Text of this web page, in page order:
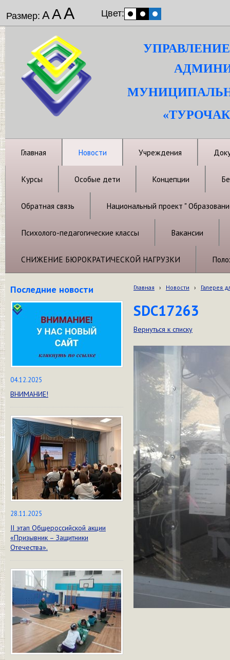
Размер: ААА Цвет:
Главная Новости Учреждения
Курсы Особые дети Концепции
Обратная связь Национальный проект "
Психолого-педагогические классы Вакансии
СНИЖЕНИЕ БЮРОКРАТИЧЕСКОЙ НАГРУЗКИ
Последние новости
04.12.2025
ВНИМАНИЕ!
28.11.2025
II этап Общероссийской акции
«Призывник – Защитники
Отечества».
Главная › Новости › Галерея
SDC17263
Вернуться к списку